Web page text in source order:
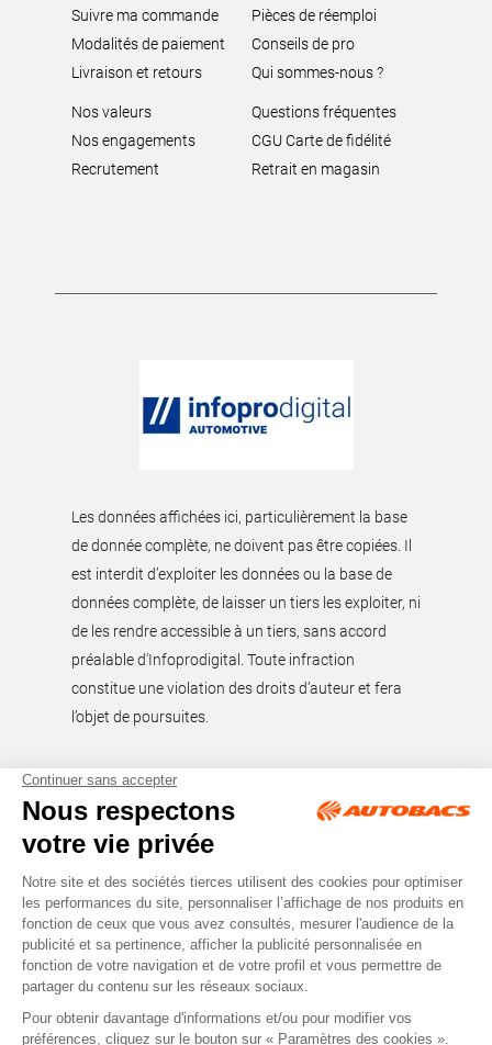
Suivre ma commande
Modalités de paiement
Livraison et retours
Pièces de réemploi
Conseils de pro
Qui sommes-nous ?
Nos valeurs
Nos engagements
Recrutement
Questions fréquentes
CGU Carte de fidélité
Retrait en magasin
Les données affichées ici, particulièrement la base
de donnée complète, ne doivent pas être copiées. Il
est interdit d’exploiter les données ou la base de
données complète, de laisser un tiers les exploiter, ni
de les rendre accessible à un tiers, sans accord
préalable d'Infoprodigital. Toute infraction
constitue une violation des droits d’auteur et fera
l’objet de poursuites.
Tous droits réservés © Autobacs
Mentions légales RGPD
Cookies CGV